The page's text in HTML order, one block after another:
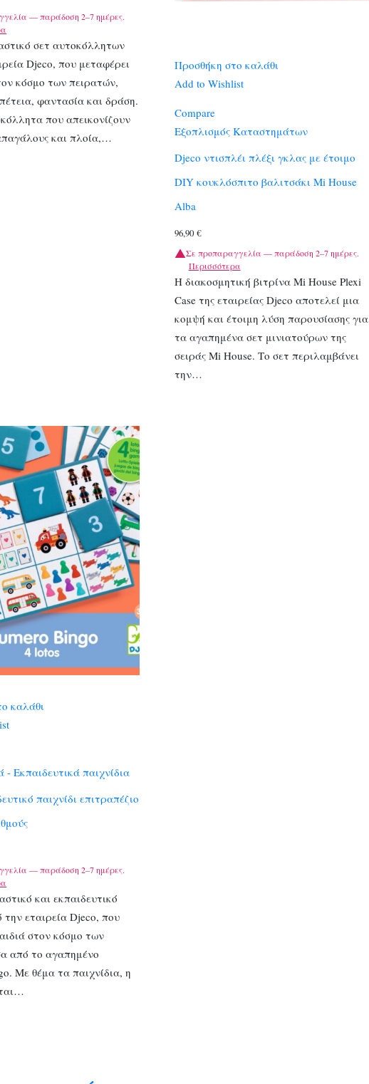
— παράδοση 2–7 ημέρες.
σετ αυτοκόλλητων
Djeco, που μεταφέρει
κόσμο των πειρατών,
φαντασία και δράση.
που απεικονίζουν
και πλοία,…
Προσθήκη στο καλάθι
Add to Wishlist
Compare
Εξοπλισμός Καταστημάτων
Djeco ντισπλέι πλέξι γκλας με έτοιμο
DIY κουκλόσπιτο βαλιτσάκι Mi House
Alba
96,90 €
Σε προπαραγγελία — παράδοση 2–7 ημέρες.
Περισσότερα
Η διακοσμητική βιτρίνα Mi House Plexi
Case της εταιρείας Djeco αποτελεί μια
κομψή και έτοιμη λύση παρουσίασης για
τα αγαπημένα σετ μινιατούρων της
σειράς Mi House. Το σετ περιλαμβάνει
την…
καλάθι
- Εκπαιδευτικά παιχνίδια
παιχνίδι επιτραπέζιο
— παράδοση 2–7 ημέρες.
και εκπαιδευτικό
την εταιρεία Djeco, που
στον κόσμο των
από το αγαπημένο
Με θέμα τα παιχνίδια, η